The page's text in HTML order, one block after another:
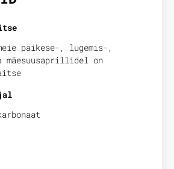
päikese-, lugemis-,
on